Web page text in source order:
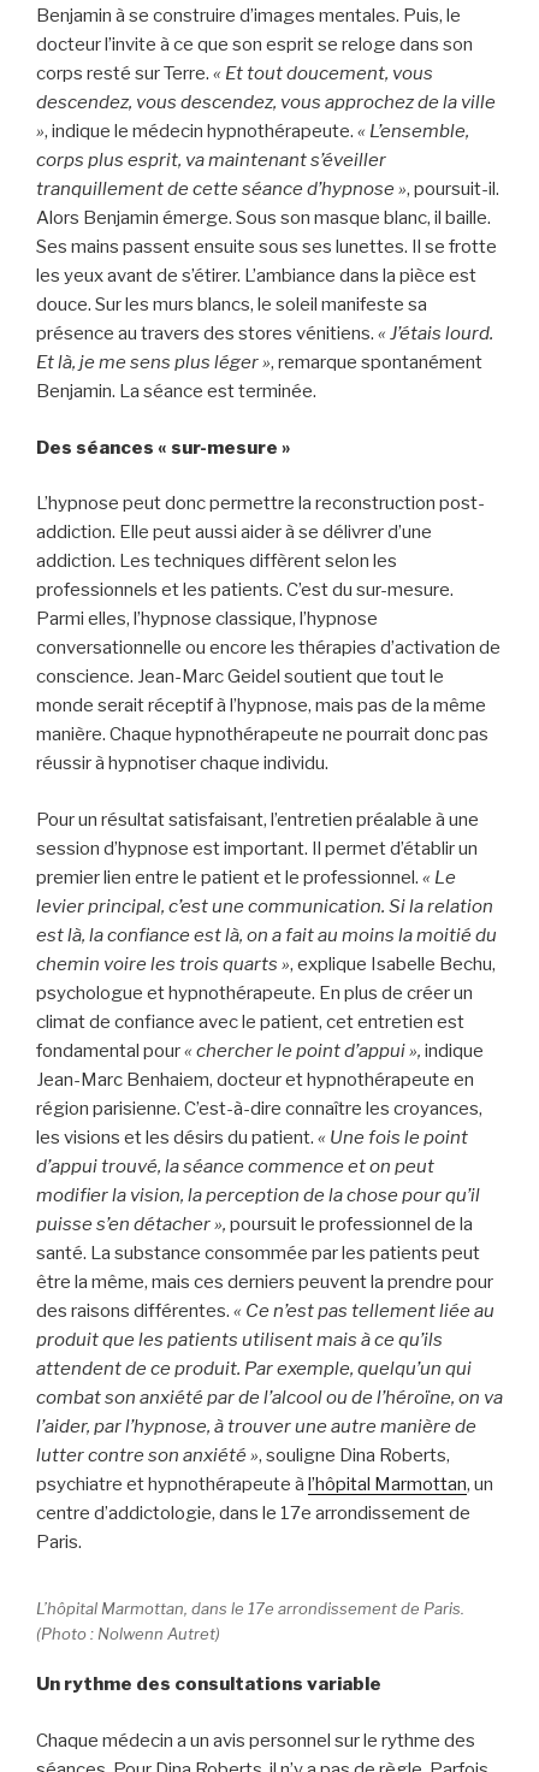
Benjamin à se construire d’images mentales. Puis, le
docteur l’invite à ce que son esprit se reloge dans son
corps resté sur Terre. « Et tout doucement, vous
descendez, vous descendez, vous approchez de la ville
», indique le médecin hypnothérapeute. « L’ensemble,
corps plus esprit, va maintenant s’éveiller
tranquillement de cette séance d’hypnose », poursuit-il.
Alors Benjamin émerge. Sous son masque blanc, il baille.
Ses mains passent ensuite sous ses lunettes. Il se frotte
les yeux avant de s’étirer. L’ambiance dans la pièce est
douce. Sur les murs blancs, le soleil manifeste sa
présence au travers des stores vénitiens. « J’étais lourd.
Et là, je me sens plus léger », remarque spontanément
Benjamin. La séance est terminée.
Des séances « sur-mesure »
L’hypnose peut donc permettre la reconstruction post-
addiction. Elle peut aussi aider à se délivrer d’une
addiction. Les techniques diffèrent selon les
professionnels et les patients. C’est du sur-mesure.
Parmi elles, l’hypnose classique, l’hypnose
conversationnelle ou encore les thérapies d’activation de
conscience. Jean-Marc Geidel soutient que tout le
monde serait réceptif à l’hypnose, mais pas de la même
manière. Chaque hypnothérapeute ne pourrait donc pas
réussir à hypnotiser chaque individu.
Pour un résultat satisfaisant, l’entretien préalable à une
session d’hypnose est important. Il permet d’établir un
premier lien entre le patient et le professionnel. « Le
levier principal, c’est une communication. Si la relation
est là, la confiance est là, on a fait au moins la moitié du
chemin voire les trois quarts », explique Isabelle Bechu,
psychologue et hypnothérapeute. En plus de créer un
climat de confiance avec le patient, cet entretien est
fondamental pour« chercher le point d’appui », indique
Jean-Marc Benhaiem, docteur et hypnothérapeute en
région parisienne. C’est-à-dire connaître les croyances,
les visions et les désirs du patient. « Une fois le point
d’appui trouvé, la séance commence et on peut
modifier la vision, la perception de la chose pour qu’il
puisse s’en détacher », poursuit le professionnel de la
santé. La substance consommée par les patients peut
être la même, mais ces derniers peuvent la prendre pour
des raisons différentes. « Ce n’est pas tellement liée au
produit que les patients utilisent mais à ce qu’ils
attendent de ce produit. Par exemple, quelqu’un qui
combat son anxiété par de l’alcool ou de l’héroïne, on va
l’aider, par l’hypnose, à trouver une autre manière de
lutter contre son anxiété », souligne Dina Roberts,
psychiatre et hypnothérapeute à l’hôpital Marmottan, un
centre d’addictologie, dans le 17e arrondissement de
Paris.
L’hôpital Marmottan, dans le 17e arrondissement de Paris.
(Photo : Nolwenn Autret)
Un rythme des consultations variable
Chaque médecin a un avis personnel sur le rythme des